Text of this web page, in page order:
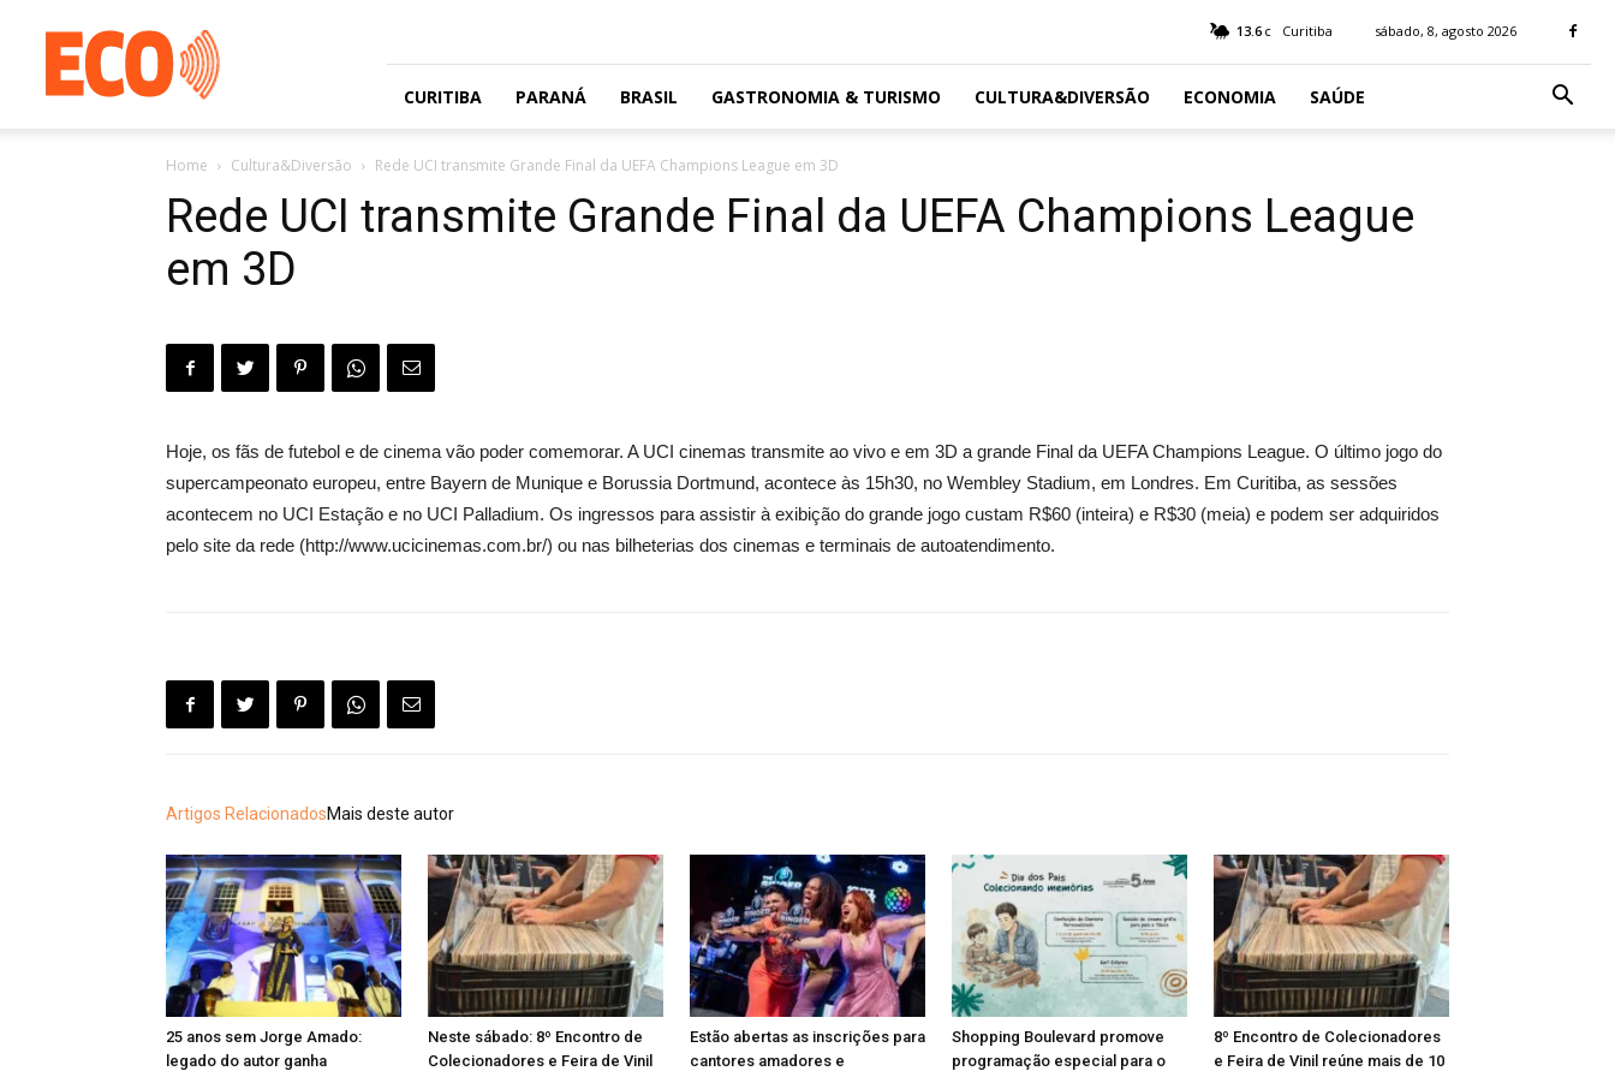
gratuito
com
circulação
13.6 C Curitiba sábado, 8, agosto 2026
CURITIBA PARANÁ BRASIL GASTRONOMIA & TURISMO CULTURA&DIVERSÃO ECONOMIA SAÚDE
Home Cultura&Diversão Rede UCI transmite Grande Final da UEFA Champions League em 3D
Rede UCI transmite Grande Final da UEFA Champions League
em 3D
Hoje, os fãs de futebol e de cinema vão poder comemorar. A UCI cinemas transmite ao vivo e em 3D a grande Final da UEFA Champions League. O último jogo do
supercampeonato europeu, entre Bayern de Munique e Borussia Dortmund, acontece às 15h30, no Wembley Stadium, em Londres. Em Curitiba, as sessões
acontecem no UCI Estação e no UCI Palladium. Os ingressos para assistir à exibição do grande jogo custam R$60 (inteira) e R$30 (meia) e podem ser adquiridos
pelo site da rede (http://www.ucicinemas.com.br/) ou nas bilheterias dos cinemas e terminais de autoatendimento.
Artigos RelacionadosMais deste autor
25 anos sem Jorge Amado:
legado do autor ganha
Neste sábado: 8º Encontro de
Colecionadores e Feira de Vinil
Estão abertas as inscrições para
cantores amadores e
Shopping Boulevard promove
programação especial para o
8º Encontro de Colecionadores
e Feira de Vinil reúne mais de 10